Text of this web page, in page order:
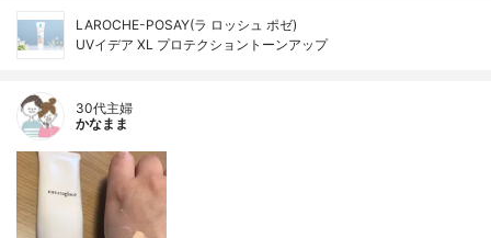
LAROCHE-POSAY(ラ ロッシュ ポゼ)
UVイデア XL プロテクショントーンアップ
30代主婦
かなまま